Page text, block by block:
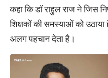
कहा कि डॉ राहुल राज ने जिस
शिक्षकों की समस्याओं को
अलग पहचान देता है।